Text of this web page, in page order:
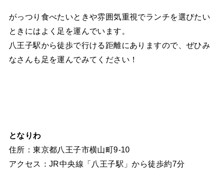
がっつり食べたいときや雰囲気重視でランチを選びたい
ときにはよく足を運んでいます。
八王子駅から徒歩で行ける距離にありますので、ぜひみ
なさんも足を運んでみてください！
となりわ
住所：東京都八王子市横山町9-10
アクセス：JR中央線「八王子駅」から徒歩約7分